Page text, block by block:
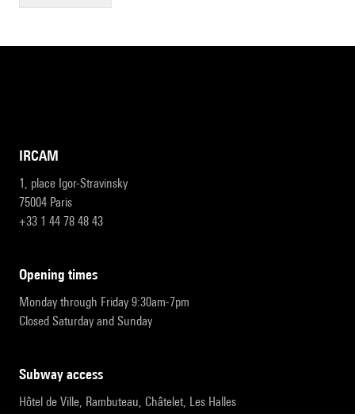
IRCAM
1, place Igor-Stravinsky
75004 Paris
+33 1 44 78 48 43
opening times
Monday through Friday 9:30am-7pm
Closed Saturday and Sunday
subway access
Hôtel de Ville, Rambuteau, Châtelet, Les Halles